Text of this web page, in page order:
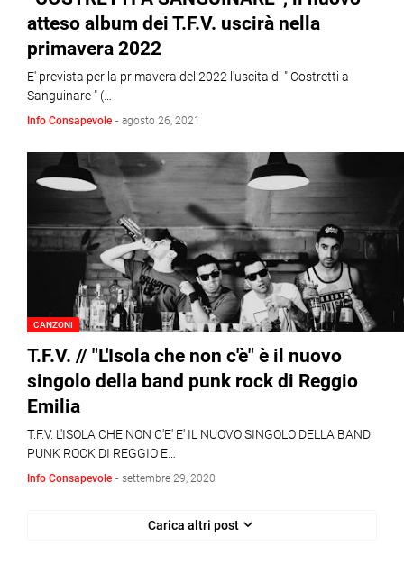
atteso album dei T.F.V. uscirà nella
primavera 2022
E' prevista per la primavera del 2022 l'uscita di " Costretti a
Sanguinare " (…
Info Consapevole - agosto 26, 2021
CANZONI
T.F.V. // "L'Isola che non c'è" è il nuovo
singolo della band punk rock di Reggio
Emilia
T.F.V. L'ISOLA CHE NON C'E' E' IL NUOVO SINGOLO DELLA BAND
PUNK ROCK DI REGGIO E…
Info Consapevole - settembre 29, 2020
Carica altri post